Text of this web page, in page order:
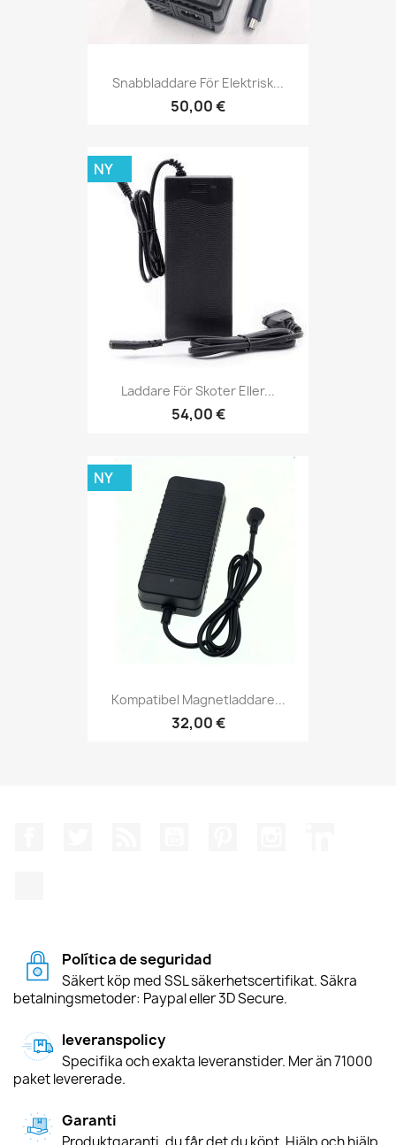
Snabbladdare För Elektrisk...
50,00 €
Laddare För Skoter Eller...
54,00 €
NY
Kompatibel Magnetladdare...
32,00 €
NY
Política de seguridad
Säkert köp med SSL säkerhetscertifikat. Säkra
betalningsmetoder: Paypal eller 3D Secure.
leveranspolicy
Specifika och exakta leveranstider. Mer än 71000
paket levererade.
Garanti